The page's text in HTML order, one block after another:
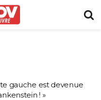
gauche est devenue
! »